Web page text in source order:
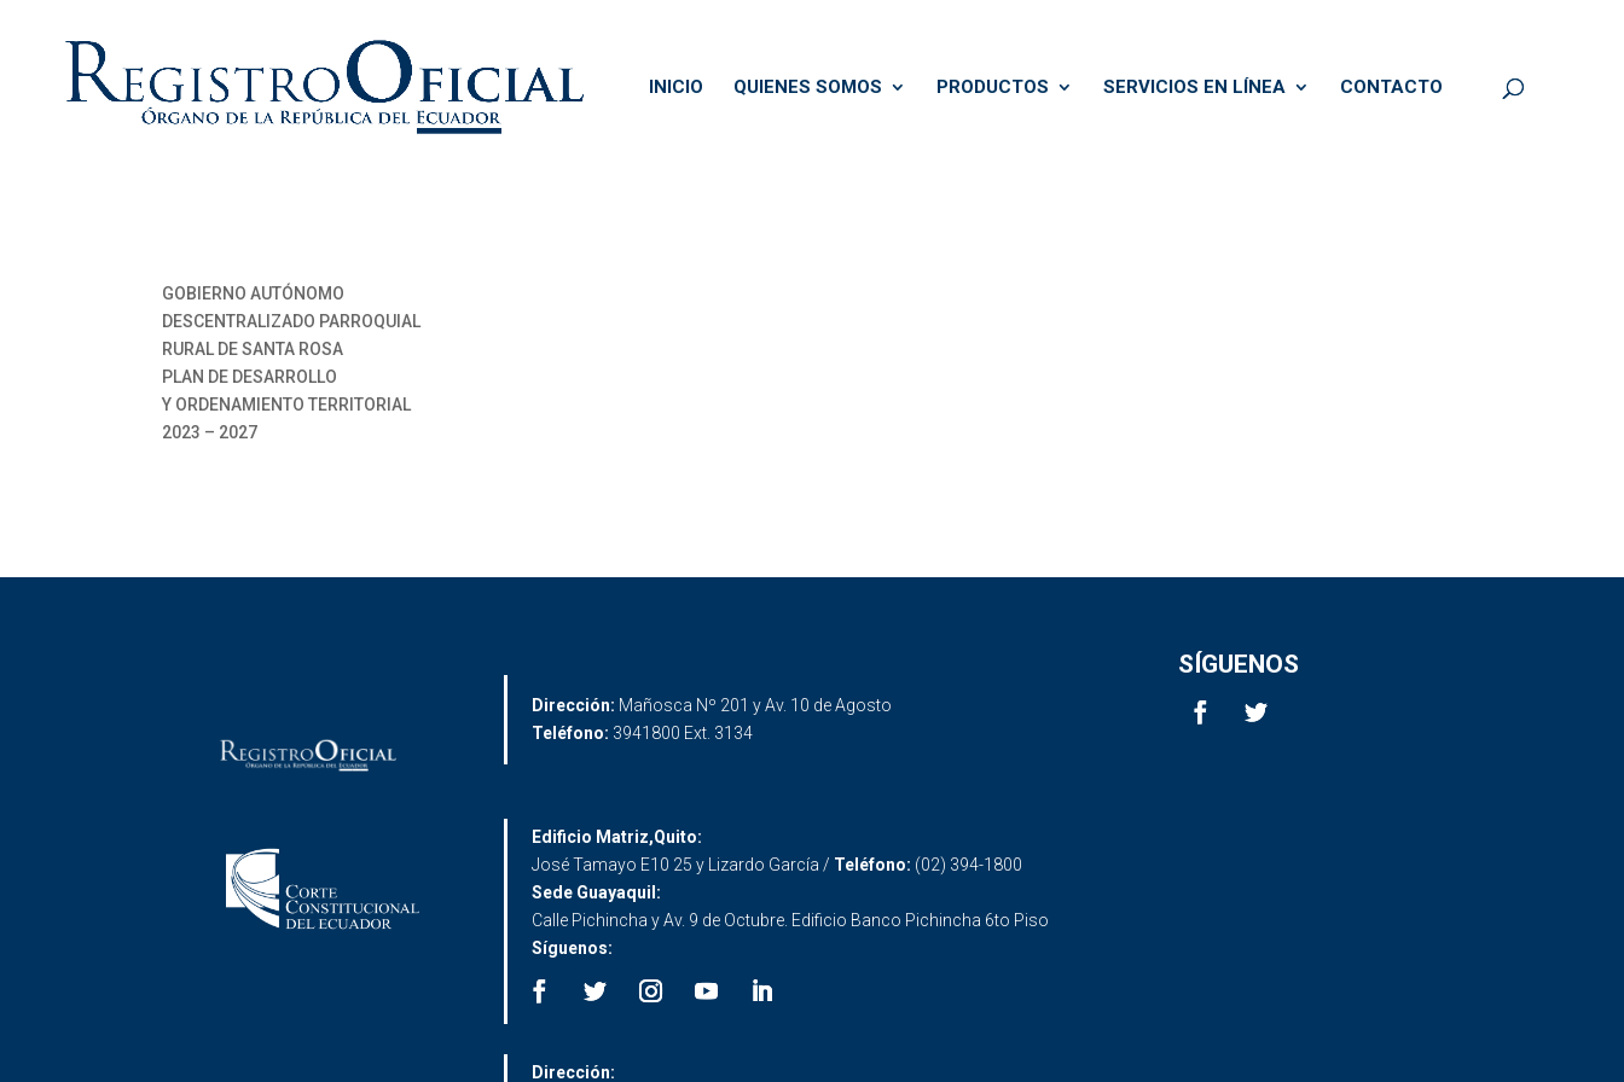
INICIO QUIENES SOMOS PRODUCTOS SERVICIOS EN LÍNEA CONTACTO
GOBIERNO AUTÓNOMO
DESCENTRALIZADO PARROQUIAL
RURAL DE SANTA ROSA
PLAN DE DESARROLLO
Y ORDENAMIENTO TERRITORIAL
2023 – 2027
Dirección: Mañosca Nº 201 y Av. 10 de Agosto
Teléfono: 3941800 Ext. 3134
SÍGUENOS
Edificio Matriz,Quito:
José Tamayo E10 25 y Lizardo García / Teléfono: (02) 394-1800
Sede Guayaquil:
Calle Pichincha y Av. 9 de Octubre. Edificio Banco Pichincha 6to Piso
Síguenos:
Dirección: